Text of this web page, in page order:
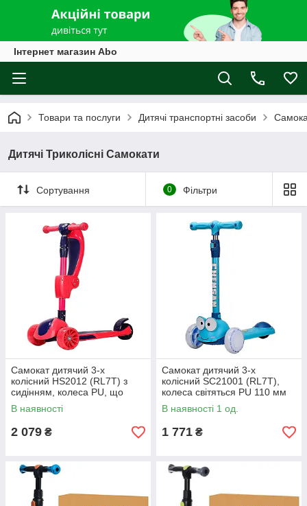
Інтернет магазин Abo
Товари та послуги Дитячі транспортні засоби
Дитячі Триколісні Самокати
Сортування 0 Фільтри
Самокат дитячий 3-х
колісний HS2012 (RL7T) з
сидінням, колеса PU, що
світяться. Червоний
В наявності
2 079 ₴
Самокат дитячий 3-х
колісний SC21001 (RL7T),
колеса світяться PU 110 мм
Синій
В наявності 1 од.
1 771 ₴